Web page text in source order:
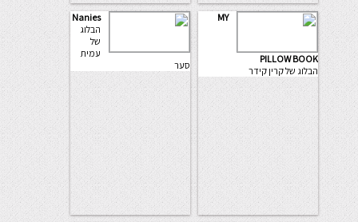
MY
PILLOW BOOK
הבלוג של קרין קידר
Nanies
הבלוג
של
עמית
סער